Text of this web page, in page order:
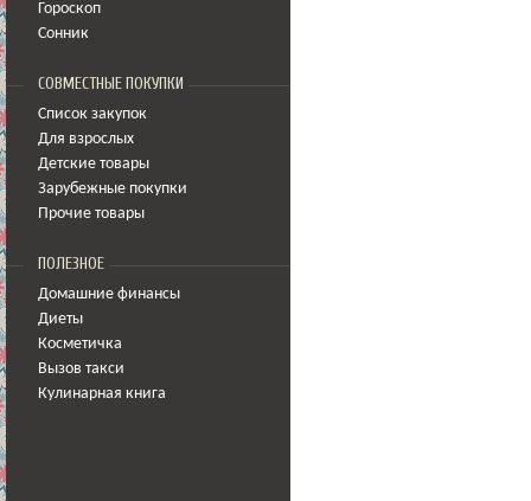
Гороскоп
Сонник
СОВМЕСТНЫЕ ПОКУПКИ
Список закупок
Для взрослых
Детские товары
Зарубежные покупки
Прочие товары
ПОЛЕЗНОЕ
Домашние финансы
Диеты
Косметичка
Вызов такси
Кулинарная книга